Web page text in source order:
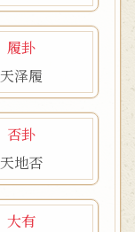
履卦
天泽履
否卦
天地否
大有